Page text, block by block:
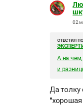
02
ответил
А на чем,
и
Да толку
"хорошая